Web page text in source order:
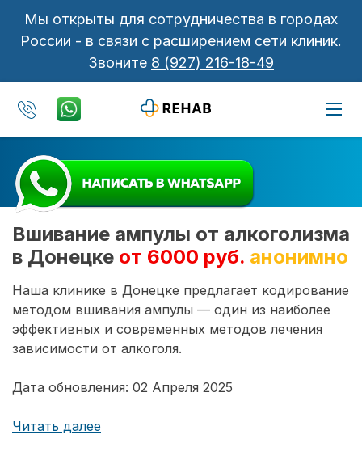
Мы открыты для сотрудничества в городах
России - в связи с расширением сети клиник.
Звоните 8 (927) 216-18-49
Вшивание ампулы от алкоголизма
в Донецке от 6000 руб. анонимно
Наша клинике в Донецке предлагает кодирование
методом вшивания ампулы — один из наиболее
эффективных и современных методов лечения
зависимости от алкоголя.
Дата обновления: 02 Апреля 2025
Читать далее